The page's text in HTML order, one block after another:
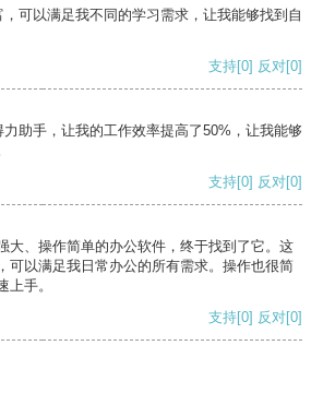
可以满足我不同的学习需求，让我能够找到自
支持[0] 反对[0]
助手，让我的工作效率提高了50%，让我能够
支持[0] 反对[0]
大、操作简单的办公软件，终于找到了它。这
可以满足我日常办公的所有需求。操作也很简
上手。
支持[0] 反对[0]